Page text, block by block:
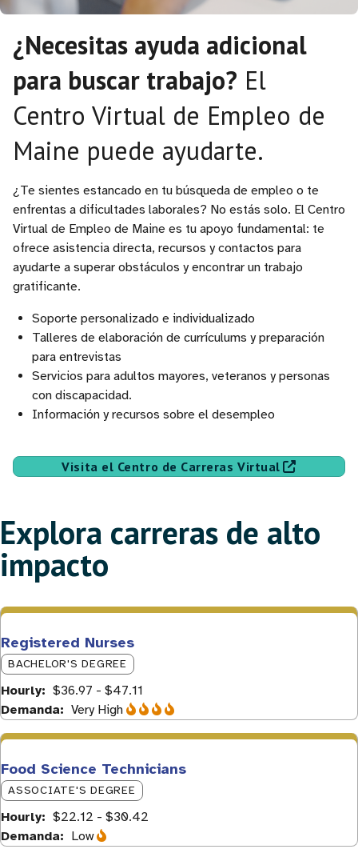
¿Necesitas ayuda adicional
para buscar trabajo? El
Centro Virtual de Empleo de
Maine puede ayudarte.
¿Te sientes estancado en tu búsqueda de empleo o te
enfrentas a dificultades laborales? No estás solo. El Centro
Virtual de Empleo de Maine es tu apoyo fundamental: te
ofrece asistencia directa, recursos y contactos para
ayudarte a superar obstáculos y encontrar un trabajo
gratificante.
Soporte personalizado e individualizado
Talleres de elaboración de currículums y preparación
para entrevistas
Servicios para adultos mayores, veteranos y personas
con discapacidad.
Información y recursos sobre el desempleo
Visita el Centro de Carreras Virtual
Explora carreras de alto
impacto
Registered Nurses
BACHELOR'S DEGREE
Hourly
$36.97 - $47.11
Demanda
Very High
Food Science Technicians
ASSOCIATE'S DEGREE
Hourly
$22.12 - $30.42
Demanda
Low